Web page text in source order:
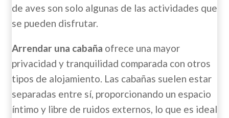
de aves son solo algunas de las actividades que
se pueden disfrutar.
Arrendar una cabaña ofrece una mayor
privacidad y tranquilidad comparada con otros
tipos de alojamiento. Las cabañas suelen estar
separadas entre sí, proporcionando un espacio
íntimo y libre de ruidos externos, lo que es ideal